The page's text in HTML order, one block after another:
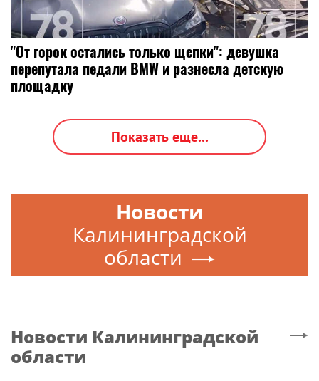
"От горок остались только щепки": девушка
перепутала педали BMW и разнесла детскую
площадку
Показать еще...
Новости
Калининградской
области
Новости Калининградской
области